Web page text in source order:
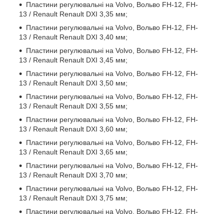
Пластини регулювальні на Volvo, Вольво FH-12, FH-
13 / Renault Renault DXI 3,35 мм;
Пластини регулювальні на Volvo, Вольво FH-12, FH-
13 / Renault Renault DXI 3,40 мм;
Пластини регулювальні на Volvo, Вольво FH-12, FH-
13 / Renault Renault DXI 3,45 мм;
Пластини регулювальні на Volvo, Вольво FH-12, FH-
13 / Renault Renault DXI 3,50 мм;
Пластини регулювальні на Volvo, Вольво FH-12, FH-
13 / Renault Renault DXI 3,55 мм;
Пластини регулювальні на Volvo, Вольво FH-12, FH-
13 / Renault Renault DXI 3,60 мм;
Пластини регулювальні на Volvo, Вольво FH-12, FH-
13 / Renault Renault DXI 3,65 мм;
Пластини регулювальні на Volvo, Вольво FH-12, FH-
13 / Renault Renault DXI 3,70 мм;
Пластини регулювальні на Volvo, Вольво FH-12, FH-
13 / Renault Renault DXI 3,75 мм;
Пластини регулювальні на Volvo, Вольво FH-12, FH-